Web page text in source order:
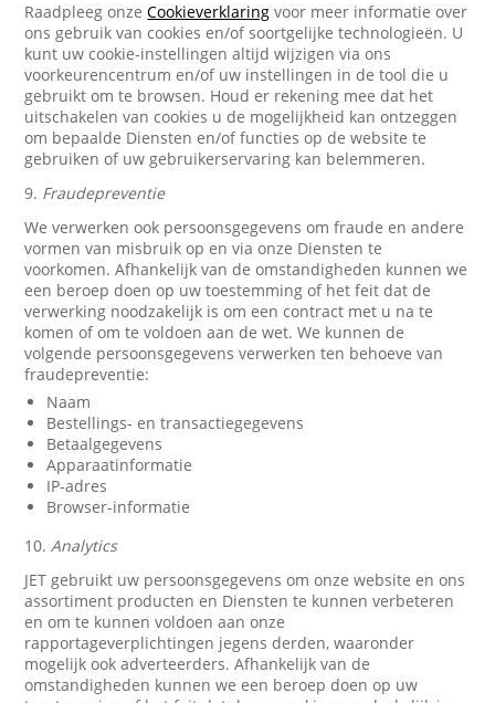
Raadpleeg onzeCookieverklaring voor meer informatie over
ons gebruik van cookies en/of soortgelijke technologieën. U
kunt uw cookie-instellingen altijd wijzigen via ons
voorkeurencentrum en/of uw instellingen in de tool die u
gebruikt om te browsen. Houd er rekening mee dat het
uitschakelen van cookies u de mogelijkheid kan ontzeggen
om bepaalde Diensten en/of functies op de website te
gebruiken of uw gebruikerservaring kan belemmeren.
9. Fraudepreventie
We verwerken ook persoonsgegevens om fraude en andere
vormen van misbruik op en via onze Diensten te
voorkomen. Afhankelijk van de omstandigheden kunnen we
een beroep doen op uw toestemming of het feit dat de
verwerking noodzakelijk is om een contract met u na te
komen of om te voldoen aan de wet. We kunnen de
volgende persoonsgegevens verwerken ten behoeve van
fraudepreventie:
Naam
Bestellings- en transactiegegevens
Betaalgegevens
Apparaatinformatie
IP-adres
Browser-informatie
10.Analytics
JET gebruikt uw persoonsgegevens om onze website en ons
assortiment producten en Diensten te kunnen verbeteren
en om te kunnen voldoen aan onze
rapportageverplichtingen jegens derden, waaronder
mogelijk ook adverteerders. Afhankelijk van de
omstandigheden kunnen we een beroep doen op uw